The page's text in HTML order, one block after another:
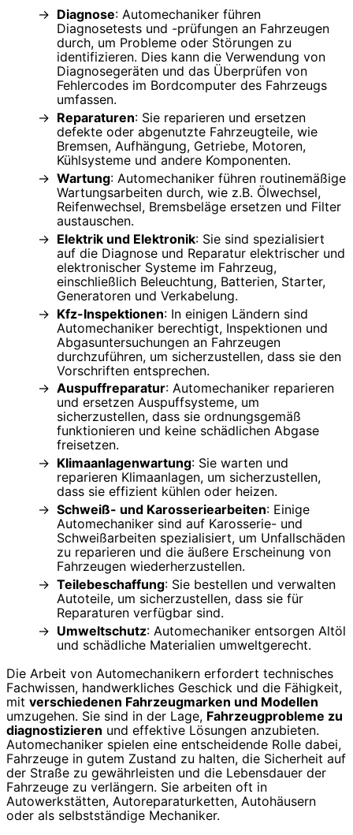
Diagnose: Automechaniker führen
Diagnosetests und -prüfungen an Fahrzeugen
durch, um Probleme oder Störungen zu
identifizieren. Dies kann die Verwendung von
Diagnosegeräten und das Überprüfen von
Fehlercodes im Bordcomputer des Fahrzeugs
umfassen.
Reparaturen: Sie reparieren und ersetzen
defekte oder abgenutzte Fahrzeugteile, wie
Bremsen, Aufhängung, Getriebe, Motoren,
Kühlsysteme und andere Komponenten.
Wartung: Automechaniker führen routinemäßige
Wartungsarbeiten durch, wie z.B. Ölwechsel,
Reifenwechsel, Bremsbeläge ersetzen und Filter
austauschen.
Elektrik und Elektronik: Sie sind spezialisiert
auf die Diagnose und Reparatur elektrischer und
elektronischer Systeme im Fahrzeug,
einschließlich Beleuchtung, Batterien, Starter,
Generatoren und Verkabelung.
Kfz-Inspektionen: In einigen Ländern sind
Automechaniker berechtigt, Inspektionen und
Abgasuntersuchungen an Fahrzeugen
durchzuführen, um sicherzustellen, dass sie den
Vorschriften entsprechen.
Auspuffreparatur: Automechaniker reparieren
und ersetzen Auspuffsysteme, um
sicherzustellen, dass sie ordnungsgemäß
funktionieren und keine schädlichen Abgase
freisetzen.
Klimaanlagenwartung: Sie warten und
reparieren Klimaanlagen, um sicherzustellen,
dass sie effizient kühlen oder heizen.
Schweiß- und Karosseriearbeiten: Einige
Automechaniker sind auf Karosserie- und
Schweißarbeiten spezialisiert, um Unfallschäden
zu reparieren und die äußere Erscheinung von
Fahrzeugen wiederherzustellen.
Teilebeschaffung: Sie bestellen und verwalten
Autoteile, um sicherzustellen, dass sie für
Reparaturen verfügbar sind.
Umweltschutz: Automechaniker entsorgen Altöl
und schädliche Materialien umweltgerecht.
Die Arbeit von Automechanikern erfordert technisches
Fachwissen, handwerkliches Geschick und die Fähigkeit,
mit verschiedenen Fahrzeugmarken und Modellen
umzugehen. Sie sind in der Lage, Fahrzeugprobleme zu
diagnostizieren und effektive Lösungen anzubieten.
Automechaniker spielen eine entscheidende Rolle dabei,
Fahrzeuge in gutem Zustand zu halten, die Sicherheit auf
der Straße zu gewährleisten und die Lebensdauer der
Fahrzeuge zu verlängern. Sie arbeiten oft in
Autowerkstätten, Autoreparaturketten, Autohäusern
oder als selbstständige Mechaniker.